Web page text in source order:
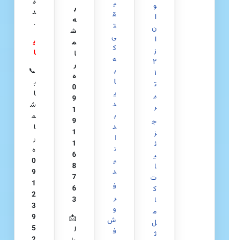
و
ا
ن
ا
ز
۲
۱
ت
ی
ر
ج
ز
ئ
ی
ا
ت
ک
ا
م
ل
ث
ی
ق
ت
ی
ک
ه
ب
ا
ی
د
ب
د
ا
ن
ی
د
ف
ر
و
ش
ف
ب
ه
ش
م
ا
ر
ه
0
9
1
9
1
1
6
8
7
6
3
📩
ل
د
.
ی
ا
📞
ب
ا
ش
م
ا
ر
ه
0
9
1
2
3
9
5